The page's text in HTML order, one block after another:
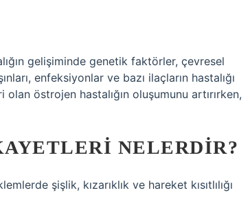
gelişiminde genetik faktörler, çevresel
enfeksiyonlar ve bazı ilaçların hastalığı
östrojen hastalığın oluşumunu artırırken,
NELERDIR?
şişlik, kızarıklık ve hareket kısıtlılığı